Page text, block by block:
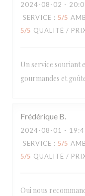
2024-08-02 -
SERVICE : 5/5
5/5 QUALITÉ /
Un service souriant
gourmandes et
Frédérique B
2024-08-01 -
SERVICE : 5/5
5/5 QUALITÉ /
Oui nous